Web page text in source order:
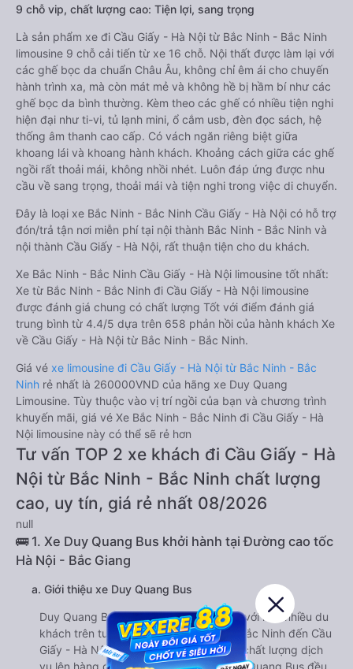
9 chỗ vip, chất lượng cao: Tiện lợi, sang trọng
Là sản phẩm xe đi Cầu Giấy - Hà Nội từ Bắc Ninh - Bắc Ninh
limousine 9 chỗ cải tiến từ xe 16 chỗ. Nội thất được làm lại với
các ghế bọc da chuẩn Châu Âu, không chỉ êm ái cho chuyến
hành trình xa, mà còn mát mẻ và không hề bị hầm bí như các
ghế bọc da bình thường. Kèm theo các ghế có nhiều tiện nghi
hiện đại như ti-vi, tủ lạnh mini, ổ cắm usb, đèn đọc sách, hệ
thống âm thanh cao cấp. Có vách ngăn riêng biệt giữa
khoang lái và khoang hành khách. Khoảng cách giữa các ghế
ngồi rất thoải mái, không nhồi nhét. Luôn đáp ứng được nhu
cầu về sang trọng, thoải mái và tiện nghi trong việc di chuyển.
Đây là loại xe Bắc Ninh - Bắc Ninh Cầu Giấy - Hà Nội có hỗ trợ
đón/trả tận nơi miễn phí tại nội thành Bắc Ninh - Bắc Ninh và
nội thành Cầu Giấy - Hà Nội, rất thuận tiện cho du khách.
Xe Bắc Ninh - Bắc Ninh Cầu Giấy - Hà Nội limousine tốt nhất:
Xe từ Bắc Ninh - Bắc Ninh đi Cầu Giấy - Hà Nội limousine
được đánh giá chung có chất lượng Tốt với điểm đánh giá
trung bình từ 4.4/5 dựa trên 658 phản hồi của hành khách Xe
về Cầu Giấy - Hà Nội từ Bắc Ninh - Bắc Ninh.
Giá vé xe limousine đi Cầu Giấy - Hà Nội từ Bắc Ninh - Bắc
Ninh rẻ nhất là 260000VND của hãng xe Duy Quang
Limousine. Tùy thuộc vào vị trí ngồi của bạn và chương trình
khuyến mãi, giá vé Xe Bắc Ninh - Bắc Ninh đi Cầu Giấy - Hà
Nội limousine này có thể sẽ rẻ hơn
Tư vấn TOP 2 xe khách đi Cầu Giấy - Hà
Nội từ Bắc Ninh - Bắc Ninh chất lượng
cao, uy tín, giá rẻ nhất 08/2026
null
🚌 1. Xe Duy Quang Bus khởi hành tại Đường cao tốc
Hà Nội - Bắc Giang
a. Giới thiệu xe Duy Quang Bus
Duy Quang Bus từ lâu đã gây ấn tượng với khá nhiều du
khách trên tuyến đường từ Bắc Ninh - Bắc Ninh đến Cầu
Giấy - Hà Nội. Là một hãng xe luôn đặt chất lượng dịch
vụ lên hàng đầu, dàn xe khách của Duy Quang Bus đều